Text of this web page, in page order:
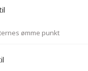
ømme punkt